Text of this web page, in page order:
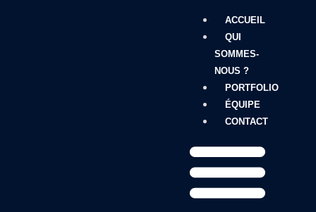
ACCUEIL
QUI
SOMMES-
NOUS ?
PORTFOLIO
ÉQUIPE
CONTACT